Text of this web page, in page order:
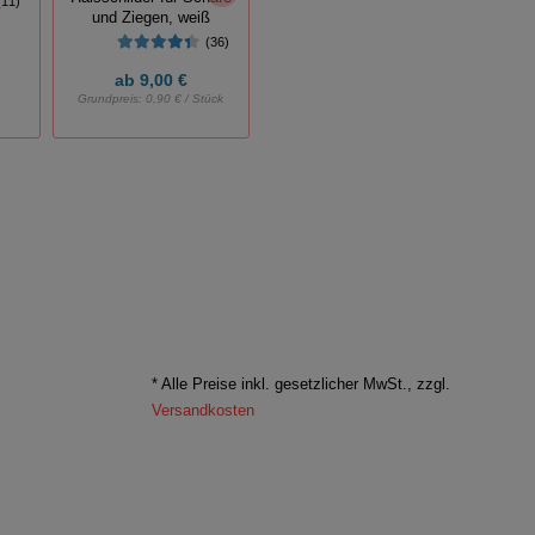
und Ziegen, weiß
(36)
ab 9,00 €
Grundpreis:0,90 € / Stück
* Alle Preise inkl. gesetzlicher MwSt., zzgl.
Versandkosten